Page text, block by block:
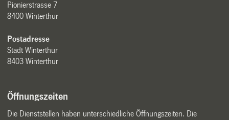
Pionierstrasse 7
8400 Winterthur
Postadresse
Stadt Winterthur
8403 Winterthur
Öffnungszeiten
Die Dienststellen haben unterschiedliche Öffnungszeiten. Die